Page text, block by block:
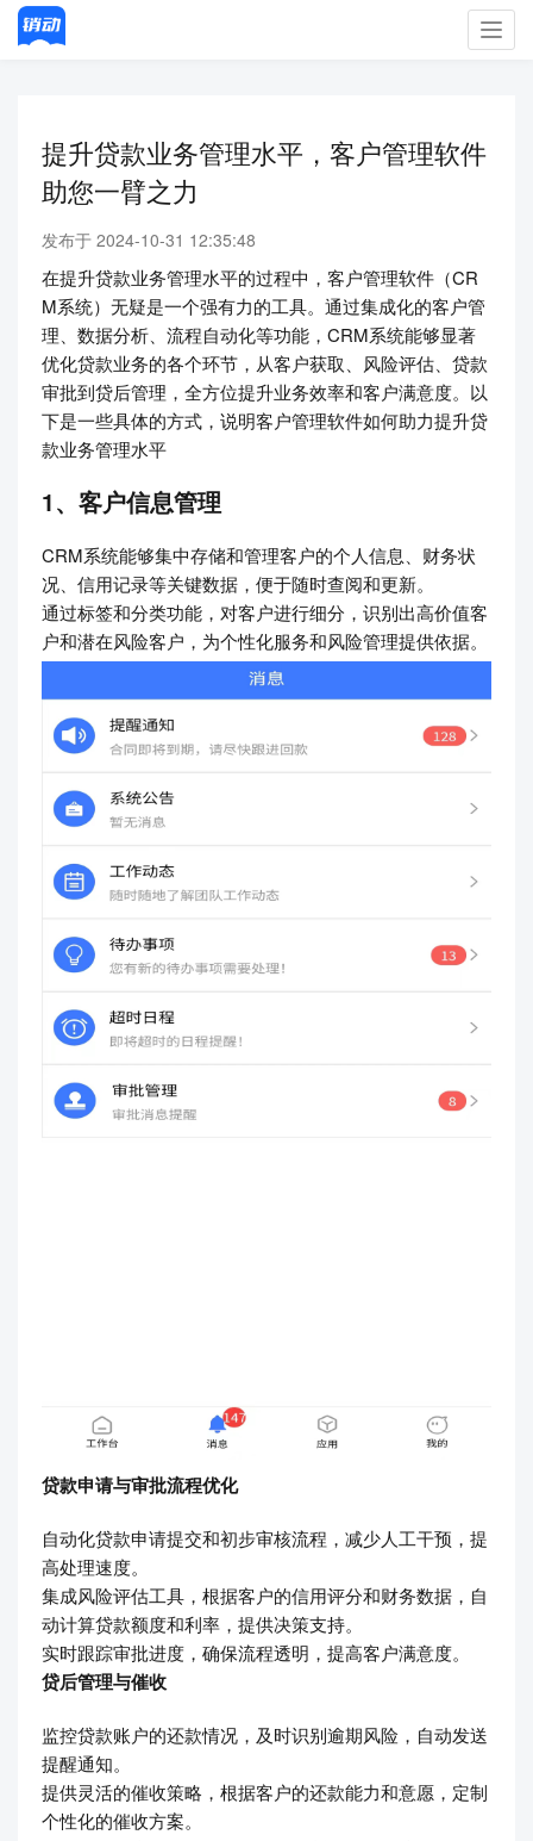
提升贷款业务管理水平，客户管理软件
助您一臂之力
发布于 2024-10-31 12:35:48
在提升贷款业务管理水平的过程中，客户管理软件（CR
M系统）无疑是一个强有力的工具。通过集成化的客户管
理、数据分析、流程自动化等功能，CRM系统能够显著
优化贷款业务的各个环节，从客户获取、风险评估、贷款
审批到贷后管理，全方位提升业务效率和客户满意度。以
下是一些具体的方式，说明客户管理软件如何助力提升贷
款业务管理水平
1、客户信息管理
CRM系统能够集中存储和管理客户的个人信息、财务状
况、信用记录等关键数据，便于随时查阅和更新。
通过标签和分类功能，对客户进行细分，识别出高价值客
户和潜在风险客户，为个性化服务和风险管理提供依据。
贷款申请与审批流程优化
自动化贷款申请提交和初步审核流程，减少人工干预，提
高处理速度。
集成风险评估工具，根据客户的信用评分和财务数据，自
动计算贷款额度和利率，提供决策支持。
实时跟踪审批进度，确保流程透明，提高客户满意度。
贷后管理与催收
监控贷款账户的还款情况，及时识别逾期风险，自动发送
提醒通知。
提供灵活的催收策略，根据客户的还款能力和意愿，定制
个性化的催收方案。